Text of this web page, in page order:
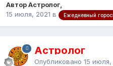
Автор Астролог,
15 июля, 2021 в Ежедневный
Астролог
Опубликовано 15 июля,